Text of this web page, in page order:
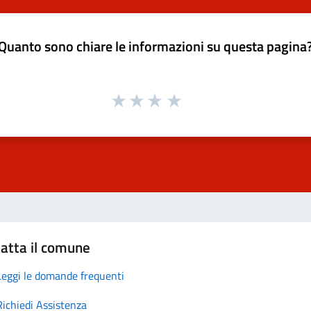
sono chiare le informazioni su questa
il comune
le domande frequenti
Assistenza